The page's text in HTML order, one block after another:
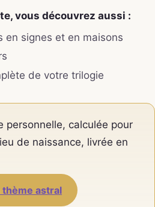
vous découvrez aussi :
en signes et en maisons
de votre trilogie
personnelle, calculée pour
de naissance, livrée en
thème astral